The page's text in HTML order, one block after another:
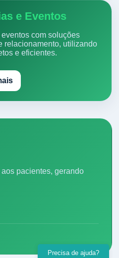
e Eventos
com soluções
relacionamento, utilizando
e eficientes.
pacientes, gerando
Precisa de ajuda?